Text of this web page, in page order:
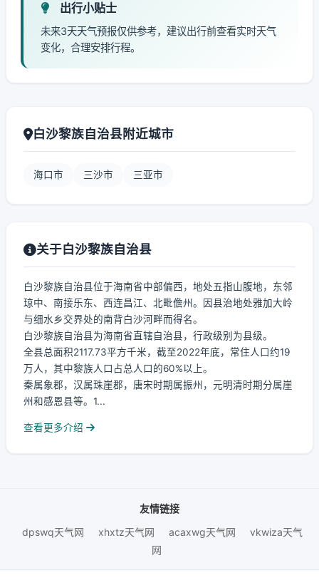
出行小贴士
未来3天天气预报仅供参考，建议出行前查看实时天气
变化，合理安排行程。
白沙黎族自治县附近城市
海口市 三沙市 三亚市
关于白沙黎族自治县
白沙黎族自治县位于海南省中部偏西，地处五指山腹地，东邻
琼中、南接乐东、西连昌江、北毗儋州。因县治地处雅加大岭
与细水乡交界处的南背白沙河畔而得名。
白沙黎族自治县为海南省直辖自治县，行政级别为县级。
全县总面积2117.73平方千米，截至2022年底，常住人口约19
万人，其中黎族人口占总人口的60%以上。
秦属象郡，汉属珠崖郡，唐宋时期属振州，元明清时期分属崖
州和感恩县等。1...
查看更多介绍
友情链接
dpswq天气网
xhxtz天气网 acaxwg天气网
vkwiza天气
网